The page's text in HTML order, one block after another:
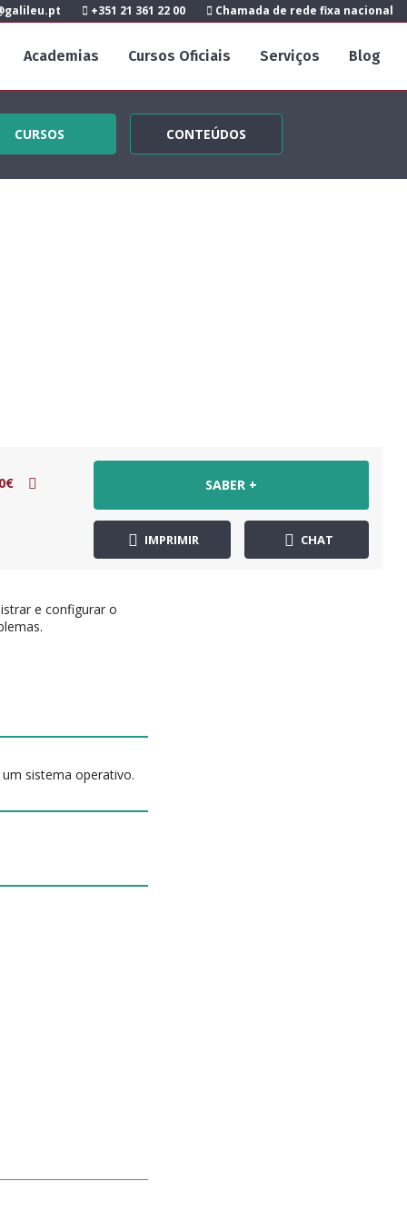
+351 21 361 22 00 Chamada de rede fixa nacional
Academias Cursos Oficiais Serviços Blog
CURSOS CONTEÚDOS
SABER +
IMPRIMIR CHAT
e configurar o
sistema operativo.